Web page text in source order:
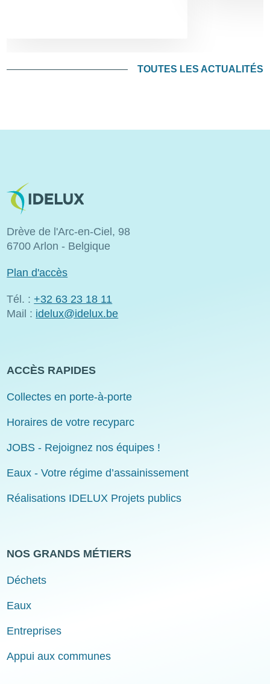
TOUTES LES ACTUALITÉS
Image
Drève de l'Arc-en-Ciel, 98
6700 Arlon - Belgique
Plan d'accès
Tél. : +32 63 23 18 11
Mail : idelux@idelux.be
ACCÈS RAPIDES
Collectes en porte-à-porte
Horaires de votre recyparc
JOBS - Rejoignez nos équipes !
Eaux - Votre régime d’assainissement
Réalisations IDELUX Projets publics
NOS GRANDS MÉTIERS
Déchets
Eaux
Entreprises
Appui aux communes